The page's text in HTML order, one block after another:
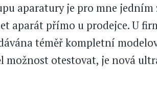
aparatury je pro mne
aparát přímo u prodejce. U
téměř kompletní
možnost otestovat, je nová